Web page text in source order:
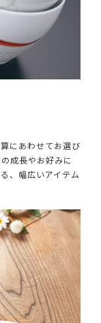
にあわせてお選び
成長やお好みに
、幅広いアイテム